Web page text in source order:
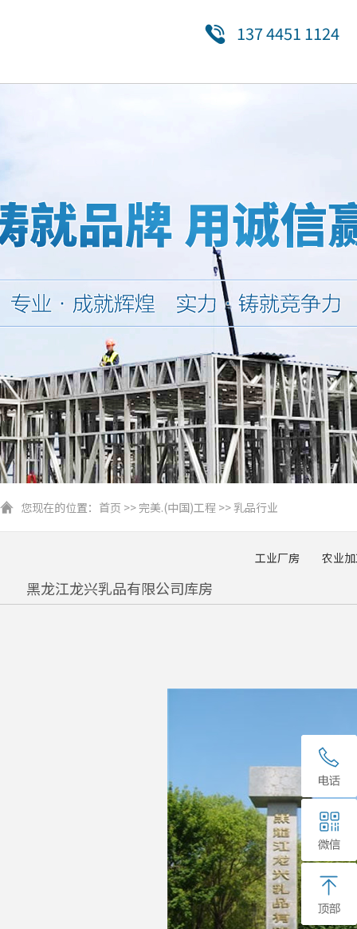
137 4451 1124
您现在的位置： 首页 >> 完美.(中国)工程 >>乳品行业
工业厂房 农业
黑龙江龙兴乳品有限公司库房